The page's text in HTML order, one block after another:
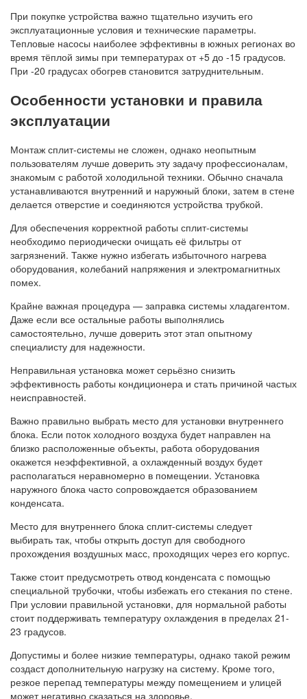
При покупке устройства важно тщательно изучить его
эксплуатационные условия и технические параметры.
Тепловые насосы наиболее эффективны в южных регионах во
время тёплой зимы при температурах от +5 до -15 градусов.
При -20 градусах обогрев становится затруднительным.
Особенности установки и правила
эксплуатации
Монтаж сплит-системы не сложен, однако неопытным
пользователям лучше доверить эту задачу профессионалам,
знакомым с работой холодильной техники. Обычно сначала
устанавливаются внутренний и наружный блоки, затем в стене
делается отверстие и соединяются устройства трубкой.
Для обеспечения корректной работы сплит-системы
необходимо периодически очищать её фильтры от
загрязнений. Также нужно избегать избыточного нагрева
оборудования, колебаний напряжения и электромагнитных
помех.
Крайне важная процедура — заправка системы хладагентом.
Даже если все остальные работы выполнялись
самостоятельно, лучше доверить этот этап опытному
специалисту для надежности.
Неправильная установка может серьёзно снизить
эффективность работы кондиционера и стать причиной частых
неисправностей.
Важно правильно выбрать место для установки внутреннего
блока. Если поток холодного воздуха будет направлен на
близко расположенные объекты, работа оборудования
окажется неэффективной, а охлажденный воздух будет
располагаться неравномерно в помещении. Установка
наружного блока часто сопровождается образованием
конденсата.
Место для внутреннего блока сплит-системы следует
выбирать так, чтобы открыть доступ для свободного
прохождения воздушных масс, проходящих через его корпус.
Также стоит предусмотреть отвод конденсата с помощью
специальной трубочки, чтобы избежать его стекания по стене.
При условии правильной установки, для нормальной работы
стоит поддерживать температуру охлаждения в пределах 21-
23 градусов.
Допустимы и более низкие температуры, однако такой режим
создаст дополнительную нагрузку на систему. Кроме того,
резкое перепад температуры между помещением и улицей
может негативно сказаться на здоровье.